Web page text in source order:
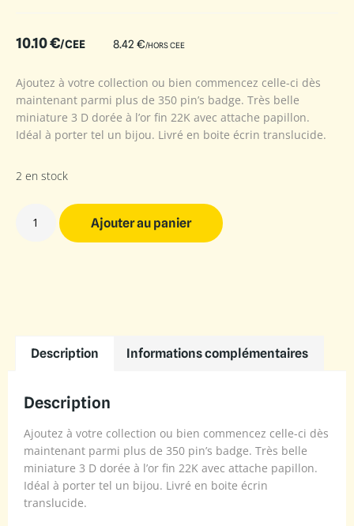
10.10€/CEE 8.42 €/HORS CEE
Ajoutez à votre collection ou bien commencez celle-ci dès
maintenant parmi plus de 350 pin’s badge. Très belle
miniature 3 D dorée à l’or fin 22K avec attache papillon.
Idéal à porter tel un bijou. Livré en boite écrin translucide.
2 en stock
Ajouter au panier
Description Informations complémentaires
Description
Ajoutez à votre collection ou bien commencez celle-ci dès
maintenant parmi plus de 350 pin’s badge. Très belle
miniature 3 D dorée à l’or fin 22K avec attache papillon.
Idéal à porter tel un bijou. Livré en boite écrin
translucide.